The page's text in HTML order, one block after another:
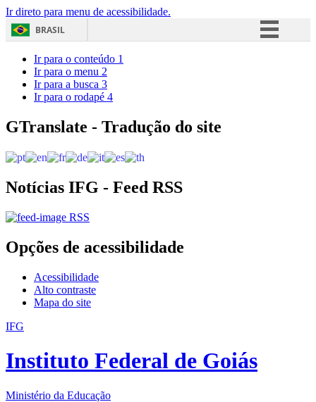
Ir direto para menu de acessibilidade.
BRASIL
Acesso à informação
Ir para o conteúdo 1
Ir para o menu 2
Ir para a busca 3
Ir para o rodapé 4
GTranslate - Tradução do site
Notícias IFG - Feed RSS
RSS
Opções de acessibilidade
Acessibilidade
Alto contraste
Mapa do site
IFG
Instituto Federal de Goiás
Ministério da Educação